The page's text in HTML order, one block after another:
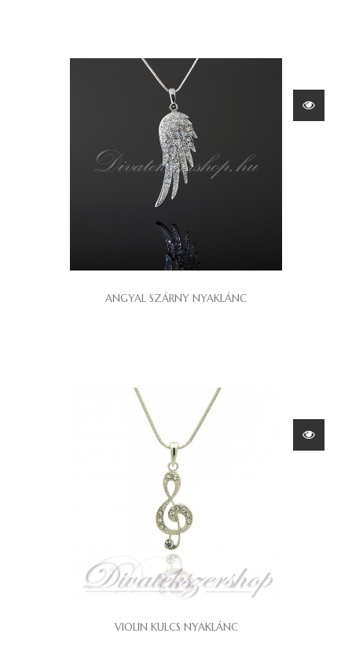
ANGYAL SZÁRNY NYAKLÁNC
VIOLIN KULCS NYAKLÁNC